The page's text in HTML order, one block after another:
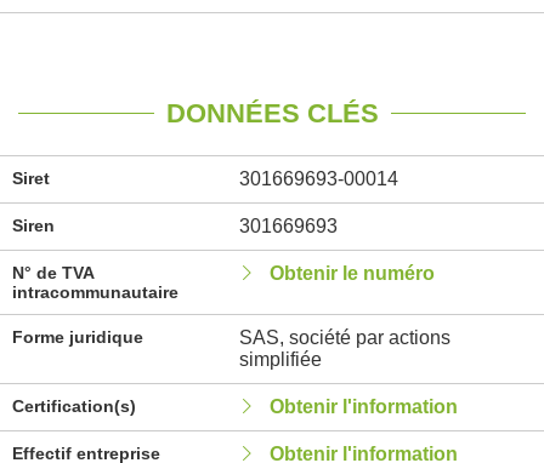
DONNÉES CLÉS
Siret 301669693-00014
Siren 301669693
N° de TVA
intracommunautaire
Obtenir le numéro
Forme juridique
SAS, société par actions
simplifiée
Certification(s) Obtenir l'information
Effectif entreprise Obtenir l'information